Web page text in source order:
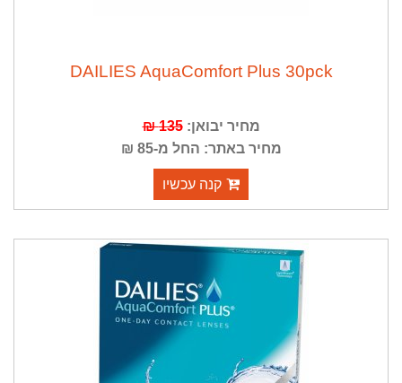
DAILIES AquaComfort Plus 30pck
מחיר יבואן:135 ₪
מחיר באתר: החל מ-85 ₪
קנה עכשיו